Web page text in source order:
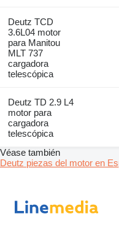
Deutz TCD
3.6L04 motor
para Manitou
MLT 737
cargadora
telescópica
Deutz TD 2.9 L4
motor para
cargadora
telescópica
Véase también
Deutz piezas del motor en